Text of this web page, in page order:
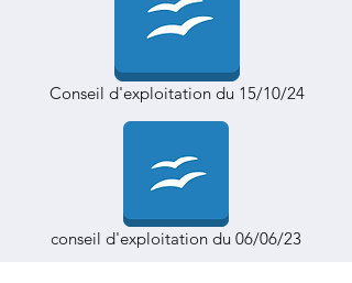
Conseil d'exploitation du 15/10/24
conseil d'exploitation du 06/06/23